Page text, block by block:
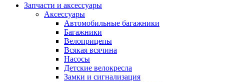
Запчасти и аксессуары
Аксессуары
Автомобильные багажники
Багажники
Велоприцепы
Всякая всячина
Насосы
Детские велокресла
Замки и сигнализация